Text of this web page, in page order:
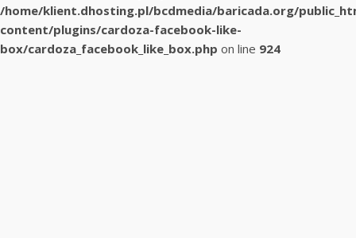
/home/klient.dhosting.pl/bcdmedia/baricada.org/
content/plugins/cardoza-facebook-like-
box/cardoza_facebook_like_box.php on line 924